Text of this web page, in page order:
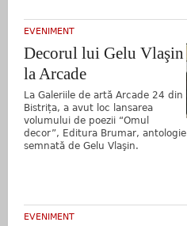
EVENIMENT
Decorul lui Gelu Vlaşin
la Arcade
La Galeriile de artă Arcade 24 din
Bistrița, a avut loc lansarea
volumului de poezii “Omul
decor”, Editura Brumar, antologie
semnată de Gelu Vlaşin.
EVENIMENT